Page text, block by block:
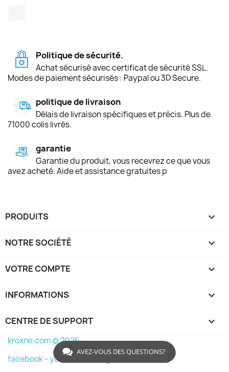
Politique de sécurité.
Achat sécurisé avec certificat de sécurité SSL.
Modes de paiement sécurisés : Paypal ou 3D Secure.
politique de livraison
Délais de livraison spécifiques et précis. Plus de
71000 colis livrés.
garantie
Garantie du produit, vous recevrez ce que vous
avez acheté. Aide et assistance gratuites p
PRODUITS 
NOTRE SOCIÉTÉ 
VOTRE COMPTE 
INFORMATIONS keyboard_arrow_down
CENTRE DE SUPPORT 
kroxne.com © 2026
facebook -youtube -
AVEZ-VOUS DES QUESTIONS?